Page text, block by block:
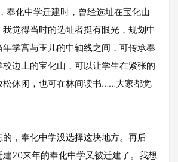
化中学迁建时，曾经选址在宝化山
觉得当时的选址者挺有眼光，规划中
学宫与玉几的中轴线之间，可传承奉
边上的宝化山，可以让学生在紧张的
松休闲，也可在林间读书……大家都觉
，奉化中学没选择这块地方。再后
20来年的奉化中学又被迁建了。我想